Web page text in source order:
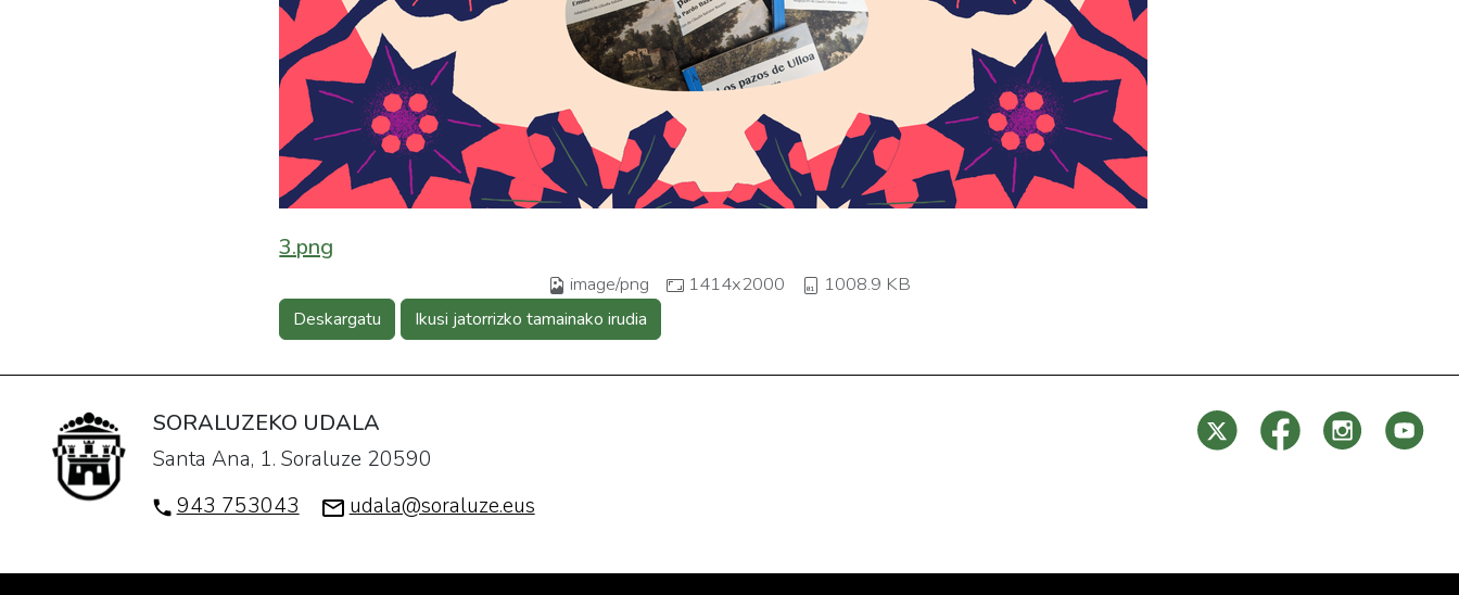
3.png
image/png 1414x2000 1008.9 KB
Deskargatu Ikusi jatorrizko tamainako irudia
SORALUZEKO UDALA
Santa Ana, 1. Soraluze 20590
943 753043
udala@soraluze.eus